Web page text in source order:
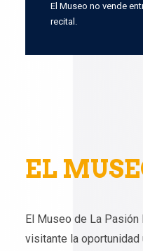
El Museo no vende
recital.
EL
El Museo de La
visitante la